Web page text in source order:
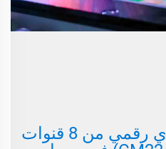
تطبيق محول تناظري رقمي من 8 قنوات